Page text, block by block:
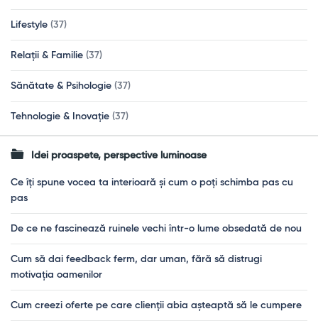
Lifestyle (37)
Relații & Familie (37)
Sănătate & Psihologie (37)
Tehnologie & Inovație (37)
Idei proaspete, perspective luminoase
Ce îți spune vocea ta interioară și cum o poți schimba pas cu
pas
De ce ne fascinează ruinele vechi într-o lume obsedată de nou
Cum să dai feedback ferm, dar uman, fără să distrugi
motivația oamenilor
Cum creezi oferte pe care clienții abia așteaptă să le cumpere